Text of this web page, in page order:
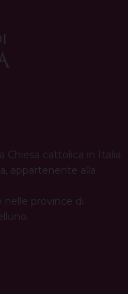
Chiesa cattolica in Italia
appartenente alla
nelle province di